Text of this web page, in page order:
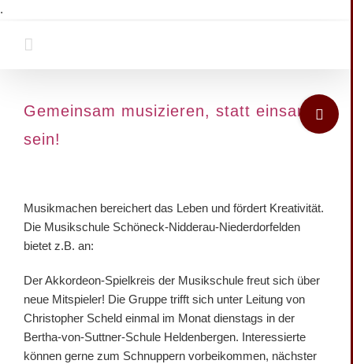
.
Gemeinsam musizieren, statt einsam
sein!
grösseres
Bild
Musikmachen bereichert das Leben und fördert Kreativität.
Die Musikschule Schöneck-Nidderau-Niederdorfelden
bietet z.B. an:
Der Akkordeon-Spielkreis der Musikschule freut sich über
neue Mitspieler! Die Gruppe trifft sich unter Leitung von
Christopher Scheld einmal im Monat dienstags in der
Bertha-von-Suttner-Schule Heldenbergen. Interessierte
können gerne zum Schnuppern vorbeikommen, nächster
Toggle
Sliding